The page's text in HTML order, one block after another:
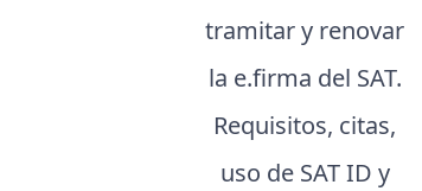
tramitar y renovar
la e.firma del SAT.
Requisitos, citas,
uso de SAT ID y